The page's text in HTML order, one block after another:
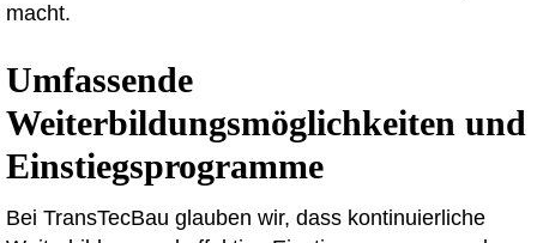
macht.
Umfassende
Weiterbildungsmöglichkeiten und
Einstiegsprogramme
Bei TransTecBau glauben wir, dass kontinuierliche